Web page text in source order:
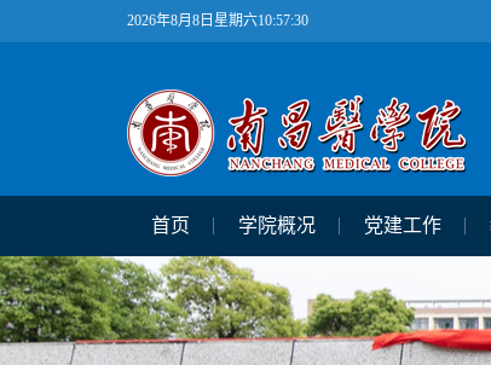
2026年8月8日星期六10:57:31
首页 学院概况 党建工作